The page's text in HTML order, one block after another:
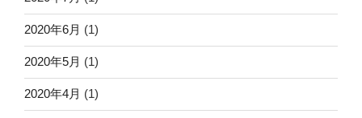
2020年6月 (1)
2020年5月 (1)
2020年4月 (1)